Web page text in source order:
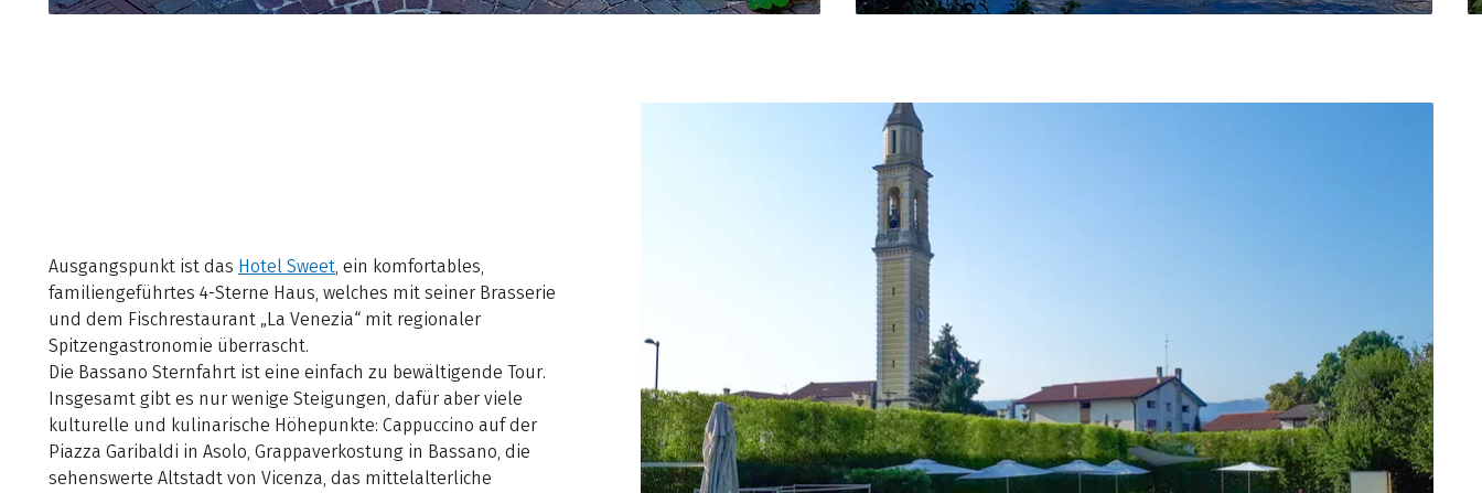
Ausgangspunkt ist das Hotel Sweet, ein komfortables,
familiengeführtes 4-Sterne Haus, welches mit seiner Brasserie
und dem Fischrestaurant „La Venezia“ mit regionaler
Spitzengastronomie überrascht.
Die Bassano Sternfahrt ist eine einfach zu bewältigende Tour.
Insgesamt gibt es nur wenige Steigungen, dafür aber viele
kulturelle und kulinarische Höhepunkte: Cappuccino auf der
Piazza Garibaldi in Asolo, Grappaverkostung in Bassano, die
sehenswerte Altstadt von Vicenza, das mittelalterliche